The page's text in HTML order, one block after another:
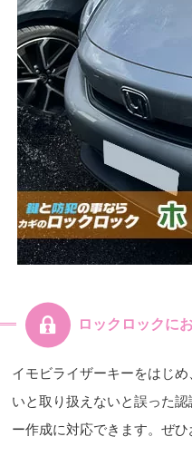
ロックロックに
イモビライザーキーをはじ
いと取り扱えないと誤った
ー作成に対応できます。ぜひ